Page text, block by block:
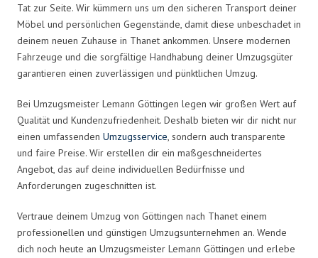
Tat zur Seite. Wir kümmern uns um den sicheren Transport deiner
Möbel und persönlichen Gegenstände, damit diese unbeschadet in
deinem neuen Zuhause in Thanet ankommen. Unsere modernen
Fahrzeuge und die sorgfältige Handhabung deiner Umzugsgüter
garantieren einen zuverlässigen und pünktlichen Umzug.
Bei Umzugsmeister Lemann Göttingen legen wir großen Wert auf
Qualität und Kundenzufriedenheit. Deshalb bieten wir dir nicht nur
einen umfassenden Umzugsservice, sondern auch transparente
und faire Preise. Wir erstellen dir ein maßgeschneidertes
Angebot, das auf deine individuellen Bedürfnisse und
Anforderungen zugeschnitten ist.
Vertraue deinem Umzug von Göttingen nach Thanet einem
professionellen und günstigen Umzugsunternehmen an. Wende
dich noch heute an Umzugsmeister Lemann Göttingen und erlebe